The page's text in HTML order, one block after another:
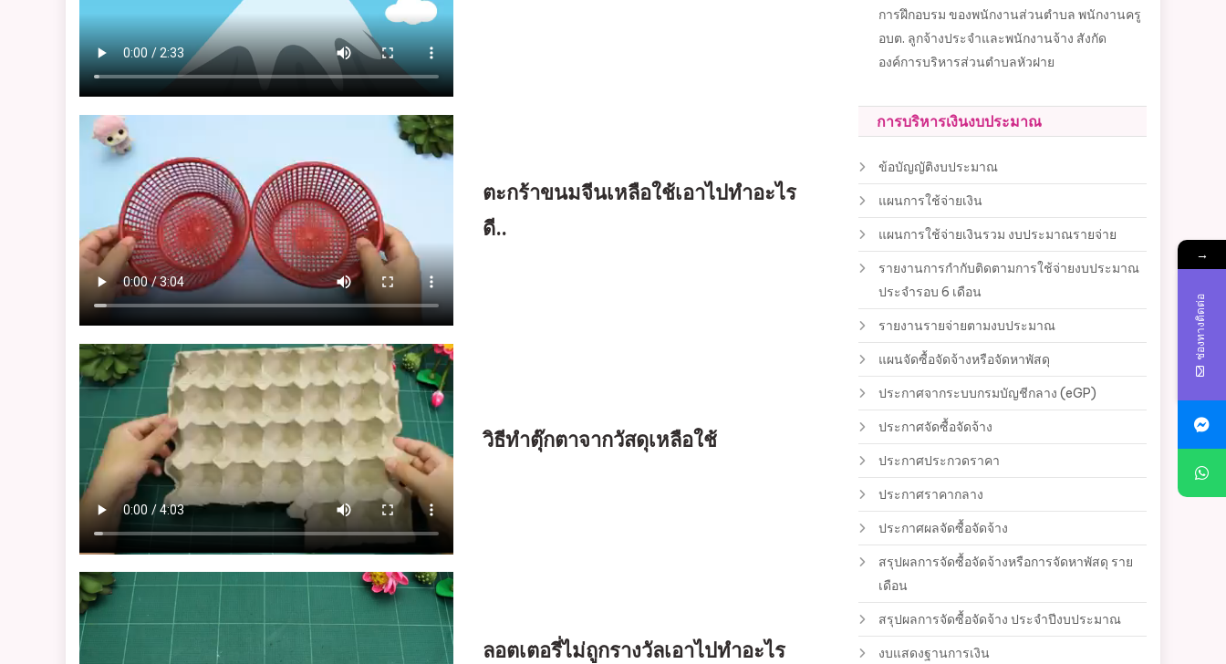
ตะกร้าขนมจีนเหลือใช้เอาไปทำอะไร
ดี..
วิธีทำตุ๊กตาจากวัสดุเหลือใช้
ลอตเตอรี่ไม่ถูกรางวัลเอาไปทำอะไร
การฝึกอบรม ของพนักงานส่วนตำบล พนักงานครู
อบต. ลูกจ้างประจำและพนักงานจ้าง สังกัด
องค์การบริหารส่วนตำบลหัวฝาย
การบริหารเงินงบประมาณ
ข้อบัญญัติงบประมาณ
แผนการใช้จ่ายเงิน
แผนการใช้จ่ายเงินรวม งบประมาณรายจ่าย
รายงานการกำกับติดตามการใช้จ่ายงบประมาณ
ประจำรอบ 6 เดือน
รายงานรายจ่ายตามงบประมาณ
แผนจัดซื้อจัดจ้างหรือจัดหาพัสดุ
ประกาศจากระบบกรมบัญชีกลาง (eGP)
ประกาศจัดซื้อจัดจ้าง
ประกาศประกวดราคา
ประกาศราคากลาง
ประกาศผลจัดซื้อจัดจ้าง
สรุปผลการจัดซื้อจัดจ้างหรือการจัดหาพัสดุ ราย
เดือน
สรุปผลการจัดซื้อจัดจ้าง ประจำปีงบประมาณ
งบแสดงฐานการเงิน
→
ช่องทางติดต่อ